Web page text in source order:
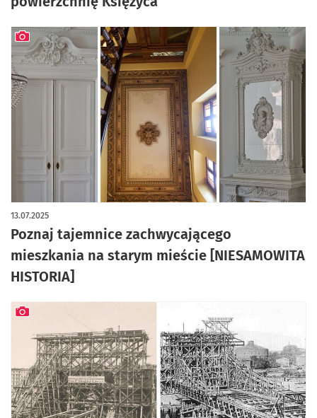
Poznaj tajemnice zachwycającego
mieszkania na starym mieście [NIESAMOWITA
HISTORIA]
13.07.2025
artykuł z galerią zdjęć